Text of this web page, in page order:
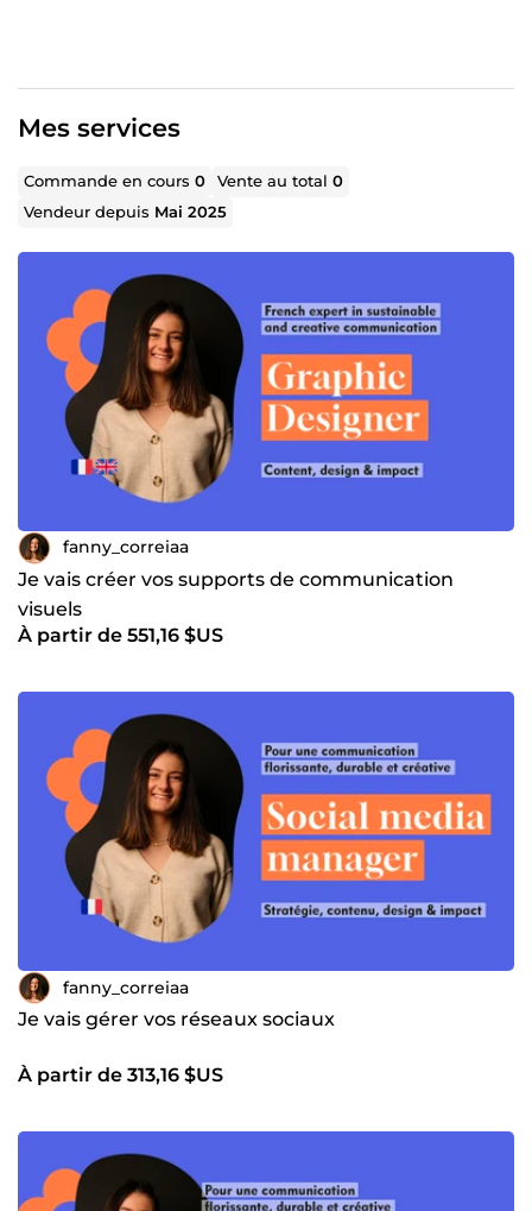
Mes services
Commande en cours0 Vente au total0
Vendeur depuis Mai 2025
fanny_correiaa
Je vais créer vos supports de communication
visuels
À partir de 551,16 $US
fanny_correiaa
Je vais gérer vos réseaux sociaux
À partir de 313,16 $US